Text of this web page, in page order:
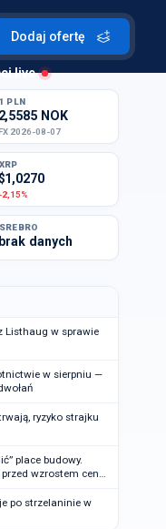
Dodaj ofertę
live
1 PLN
2,5585 NOK
2026-08-07
XRP
-2,15%
SREBRO
brak danych
Listhaug w sprawie
w sierpniu —
ryzyko strajku
place budowy.
wzrostem cen
po strzelaninie w